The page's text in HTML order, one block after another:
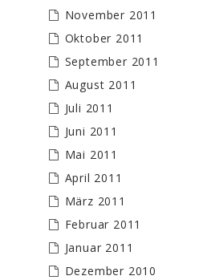
November 2011
Oktober 2011
September 2011
August 2011
Juli 2011
Juni 2011
Mai 2011
April 2011
März 2011
Februar 2011
Januar 2011
Dezember 2010